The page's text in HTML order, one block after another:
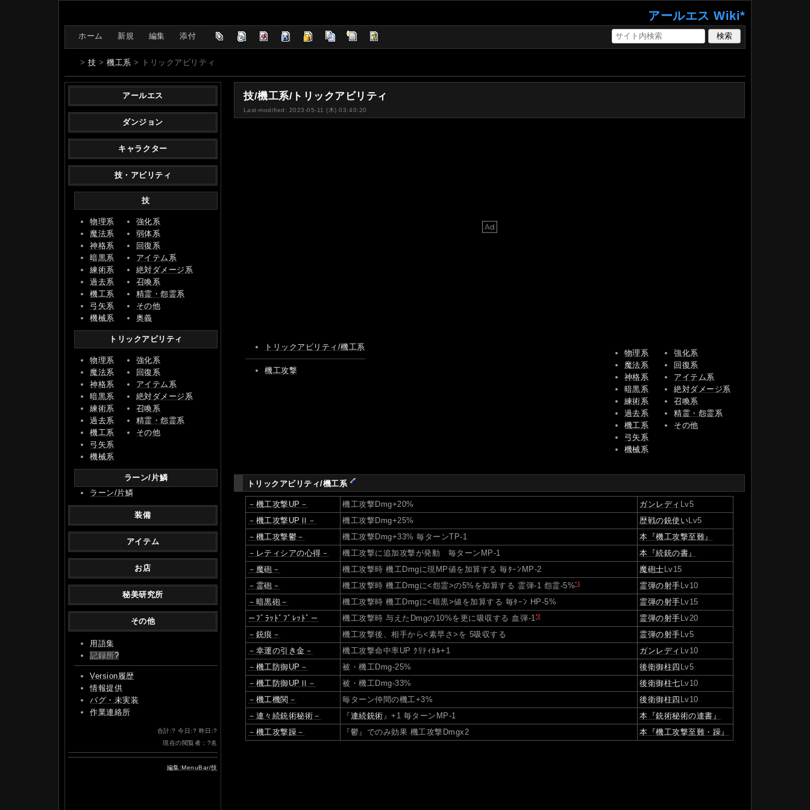
アールエス Wiki*
ホーム 新規 編集 添付
>技 >機工系 > トリックアビリティ
技/機工系/トリックアビリティ
Last-modified: 2023-05-11 (木) 03:40:20
トリックアビリティ/機工系
機工攻撃
物理系
魔法系
神格系
暗黒系
練術系
過去系
機工系
弓矢系
機械系
強化系
回復系
アイテム系
絶対ダメージ系
召喚系
精霊・怨霊系
その他
トリックアビリティ/機工系
－機工攻撃UP－ 機工攻撃Dmg+20% ガンレディ
Lv5
－機工攻撃UPⅡ－
機工攻撃Dmg+25% 歴戦の銃使い Lv5
－機工攻撃鬱－
機工攻撃Dmg+33% 毎ターンTP-1
本『機工攻撃至難』
－レティシアの心得－
機工攻撃に追加攻撃が発動 毎ターンMP-1
本『続銃の書』
－魔砲－
機工攻撃時 機工Dmgに現MP値を加算する 毎ﾀｰﾝMP-2 魔砲士 Lv15
－霊砲－
機工攻撃時 機工Dmgに<怨霊>の5%を加算する 霊弾-1 怨霊-5%*1 霊弾の射手 Lv10
－暗黒砲－
機工攻撃時 機工Dmgに<暗黒>値を加算する 毎ﾀｰﾝ HP-5% 霊弾の射手 Lv15
－ﾌﾞﾗｯﾄﾞﾌﾞﾚｯﾄﾞ－
機工攻撃時 与えたDmgの10%を更に吸収する 血弾-1*2 霊弾の射手 Lv20
－銃痕－
機工攻撃後、相手から<素早さ>を 5吸収する 霊弾の射手 Lv5
－幸運の引き金－
機工攻撃命中率UP ｸﾘﾃｨｶﾙ+1 ガンレディ
Lv10
－機工防御UP－
被・機工Dmg-25% 後衛御柱四 Lv5
－機工防御UPⅡ－
被・機工Dmg-33% 後衛御柱七 Lv10
－機工機関－
毎ターン仲間の機工+3% 後衛御柱四 Lv10
－連々続銃術秘術－
『連続銃術 』+1 毎ターンMP-1
本『銃術秘術の連書』
－機工攻撃躁－
『鬱』でのみ効果 機工攻撃Dmgx2 本『機工攻撃至難・躁』
アールエス
ダンジョン
キャラクター
技・アビリティ
技
物理系
魔法系
神格系
暗黒系
練術系
過去系
機工系
弓矢系
機械系
強化系
弱体系
回復系
アイテム系
絶対ダメージ系
召喚系
精霊・怨霊系
その他
奥義
トリックアビリティ
物理系
魔法系
神格系
暗黒系
練術系
過去系
機工系
弓矢系
機械系
強化系
回復系
アイテム系
絶対ダメージ系
召喚系
精霊・怨霊系
その他
ラーン/片鱗
ラーン/片鱗
装備
アイテム
お店
秘美研究所
その他
用語集
記録所?
Version履歴
情報提供
バグ・未実装
作業連絡所
合計:? 今日:? 昨日:?
現在の閲覧者： ?名
編集:MenuBar/技